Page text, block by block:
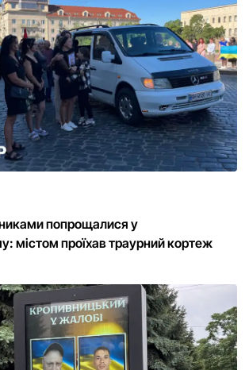
попрощалися у
містом проїхав траурний кортеж